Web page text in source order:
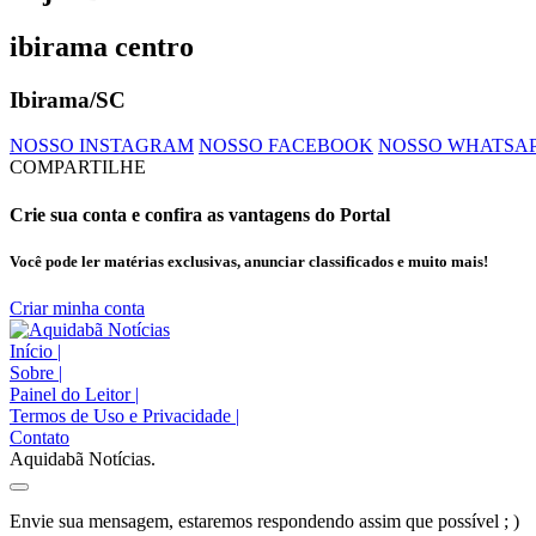
ibirama centro
Ibirama/SC
NOSSO INSTAGRAM NOSSO FACEBOOK NOSSO
COMPARTILHE
Crie sua conta e confira as vantagens do Portal
Você pode ler matérias exclusivas, anunciar classificados e muito mais!
Criar minha conta
Início |
Sobre |
Painel do Leitor |
Termos de Uso e Privacidade |
Contato
Aquidabã Notícias.
Envie sua mensagem, estaremos respondendo assim que possível ; )